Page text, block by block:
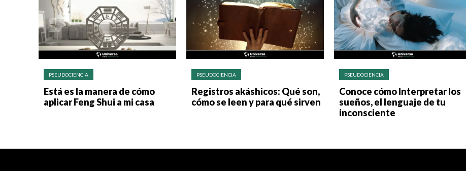
PSEUDOCIENCIA
Está es la manera de cómo
aplicar Feng Shui a mi casa
PSEUDOCIENCIA
Registros akáshicos: Qué son,
cómo se leen y para qué sirven
PSEUDOCIENCIA
Conoce cómo Interpretar los
sueños, el lenguaje de tu
inconsciente